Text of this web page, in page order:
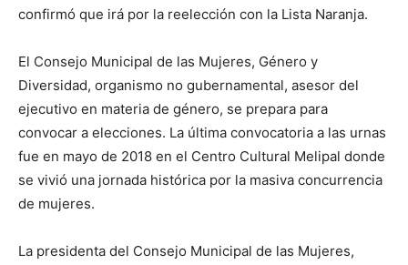
confirmó que irá por la reelección con la Lista Naranja.
El Consejo Municipal de las Mujeres, Género y
Diversidad, organismo no gubernamental, asesor del
ejecutivo en materia de género, se prepara para
convocar a elecciones. La última convocatoria a las urnas
fue en mayo de 2018 en el Centro Cultural Melipal donde
se vivió una jornada histórica por la masiva concurrencia
de mujeres.
La presidenta del Consejo Municipal de las Mujeres,